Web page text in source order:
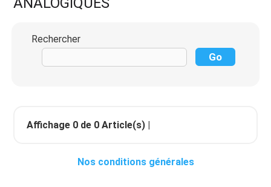
Rechercher
Affichage 0 de 0 Article(s) |
Nos conditions générales